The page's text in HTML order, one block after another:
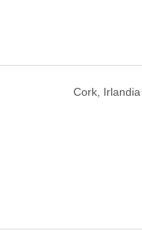
Cork, Irlandia